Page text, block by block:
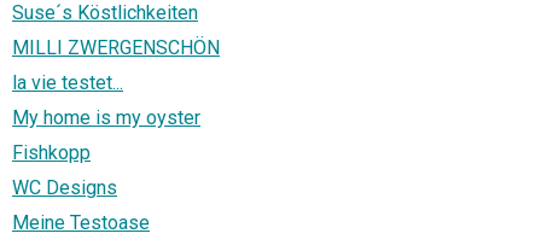
Suse´s Köstlichkeiten
MILLI ZWERGENSCHÖN
la vie testet...
My home is my oyster
Fishkopp
WC Designs
Meine Testoase